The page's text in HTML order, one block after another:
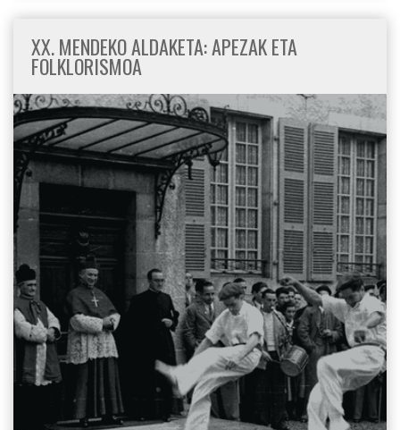
XX. MENDEKO ALDAKETA: APEZAK ETA
FOLKLORISMOA